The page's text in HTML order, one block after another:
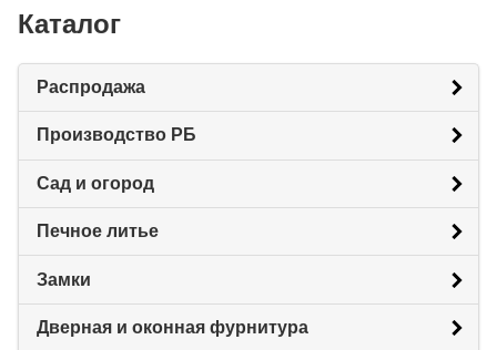
Каталог
Распродажа
Производство РБ
Сад и огород
Печное литье
Замки
Дверная и оконная фурнитура